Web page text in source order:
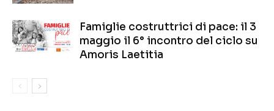
Famiglie costruttrici di pace: il 3
maggio il 6° incontro del ciclo su
Amoris Laetitia